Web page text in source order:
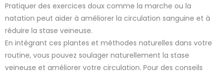
Pratiquer des exercices doux comme la marche ou la
natation peut aider à améliorer la circulation sanguine et à
réduire la stase veineuse.
En intégrant ces plantes et méthodes naturelles dans votre
routine, vous pouvez soulager naturellement la stase
veineuse et améliorer votre circulation. Pour des conseils